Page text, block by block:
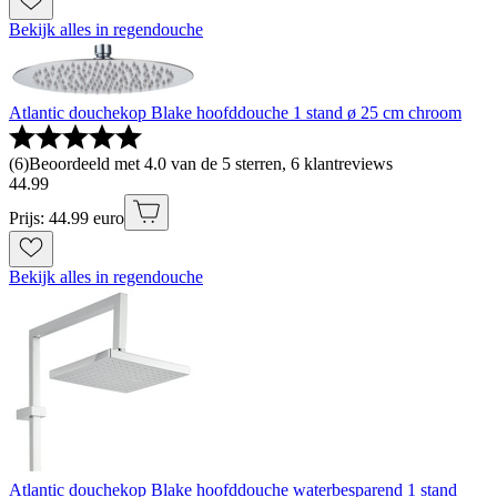
Bekijk alles in regendouche
Atlantic douchekop Blake hoofddouche 1 stand ø 25 cm chroom
(6)Beoordeeld met 4.0 van de 5 sterren, 6 klantreviews
44.99
Prijs: 44.99 euro
Bekijk alles in regendouche
Atlantic douchekop Blake hoofddouche waterbesparend 1 stand